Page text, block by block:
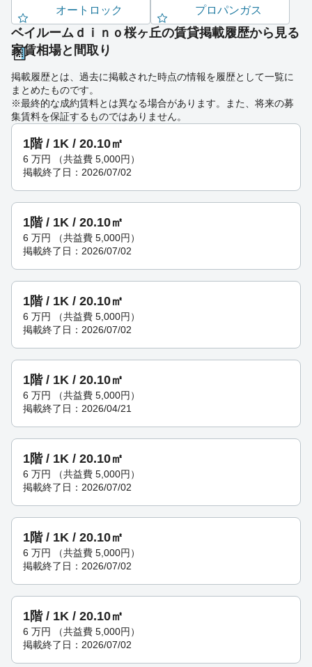
オートロック プロパンガス
ベイルームｄｉｎｏ桜ヶ丘の賃貸掲載履歴から見る
家賃相場と間取り
掲載履歴とは、過去に掲載された時点の情報を履歴として一覧に
まとめたものです。
※最終的な成約賃料とは異なる場合があります。また、将来の募
集賃料を保証するものではありません。
1階 / 1K / 20.10㎡
6 万円 （共益費 5,000円）
掲載終了日：2026/07/02
1階 / 1K / 20.10㎡
6 万円 （共益費 5,000円）
掲載終了日：2026/07/02
1階 / 1K / 20.10㎡
6 万円 （共益費 5,000円）
掲載終了日：2026/07/02
1階 / 1K / 20.10㎡
6 万円 （共益費 5,000円）
掲載終了日：2026/04/21
1階 / 1K / 20.10㎡
6 万円 （共益費 5,000円）
掲載終了日：2026/07/02
1階 / 1K / 20.10㎡
6 万円 （共益費 5,000円）
掲載終了日：2026/07/02
1階 / 1K / 20.10㎡
6 万円 （共益費 5,000円）
掲載終了日：2026/07/02